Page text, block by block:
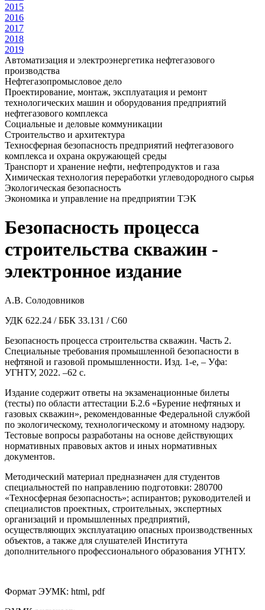
2015
2016
2017
2018
2019
Автоматизация и электроэнергетика нефтегазового
производства
Нефтегазопромысловое дело
Проектирование, монтаж, эксплуатация и ремонт
технологических машин и оборудования предприятий
нефтегазового комплекса
Социальные и деловые коммуникации
Строительство и архитектура
Техносферная безопасность предприятий нефтегазового
комплекса и охрана окружающей среды
Транспорт и хранение нефти, нефтепродуктов и газа
Химическая технология переработки углеводородного сырья
Экологическая безопасность
Экономика и управление на предприятии ТЭК
Безопасность процесса
строительства скважин -
электронное издание
А.В. Солодовников
УДК 622.24 / ББК 33.131 / С60
Безопасность процесса строительства скважин. Часть 2.
Специальные требования промышленной безопасности в
нефтяной и газовой промышленности. Изд. 1-е, – Уфа:
УГНТУ, 2022. –62 с.
Издание содержит ответы на экзаменационные билеты
(тесты) по области аттестации Б.2.6 «Бурение нефтяных и
газовых скважин», рекомендованные Федеральной службой
по экологическому, технологическому и атомному надзору.
Тестовые вопросы разработаны на основе действующих
нормативных правовых актов и иных нормативных
документов.
Методический материал предназначен для студентов
специальностей по направлению подготовки: 280700
«Техносферная безопасность»; аспирантов; руководителей и
специалистов проектных, строительных, экспертных
организаций и промышленных предприятий,
осуществляющих эксплуатацию опасных производственных
объектов, а также для слушателей Института
дополнительного профессионального образования УГНТУ.
Формат ЭУМК: html, pdf